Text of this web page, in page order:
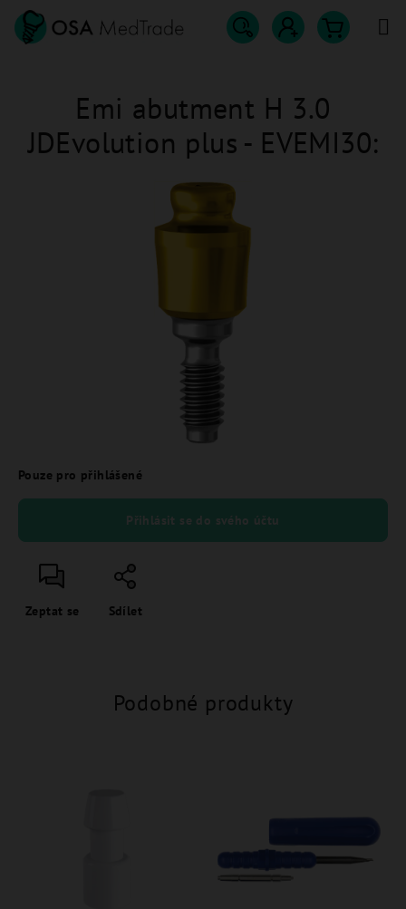
Přejít
obsah
Hledat
Pouze pro přihlášené
Přihlásit se do svého účtu
Zeptat se Sdílet
Emi abutment H 3.0
JDEvolution plus - EVEMI30:
Podobné produkty